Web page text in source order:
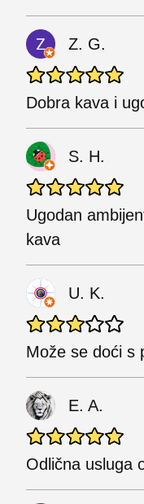
Z. G.
Dobra kava i
S. H.
Ugodan
kava
U. K.
Može se doći s
E. A.
Odlična usluga